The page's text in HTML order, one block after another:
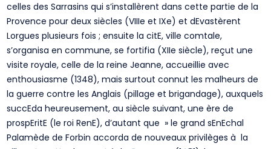
celles des Sarrasins qui s’installèrent dans cette partie de la
Provence pour deux siècles (VIIIe et IXe) et dEvastèrent
Lorgues plusieurs fois ; ensuite la citE, ville comtale,
s’organisa en commune, se fortifia (XIIe siècle), reçut une
visite royale, celle de la reine Jeanne, accueillie avec
enthousiasme (1348), mais surtout connut les malheurs de
la guerre contre les Anglais (pillage et brigandage), auxquels
succEda heureusement, au siècle suivant, une ère de
prospEritE (le roi RenE), d’autant que » le grand sEnEchal
Palamède de Forbin accorda de nouveaux privilèges à la